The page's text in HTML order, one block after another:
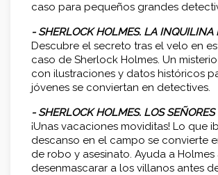
caso para pequeños grandes
- SHERLOCK HOLMES. LA INQUILINA
Descubre el secreto tras el velo en
caso de Sherlock Holmes. Un
con ilustraciones y datos históricos
jóvenes se conviertan en detectives.
- SHERLOCK HOLMES. LOS SEÑORES
¡Unas vacaciones moviditas! Lo que
descanso en el campo se convierte
de robo y asesinato. Ayuda a Holmes
desenmascarar a los villanos antes